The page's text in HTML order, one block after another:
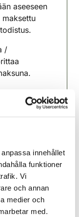
innehållet
funktioner
Vi
och annan
medier och
med.
aseeseen
/
aikana.